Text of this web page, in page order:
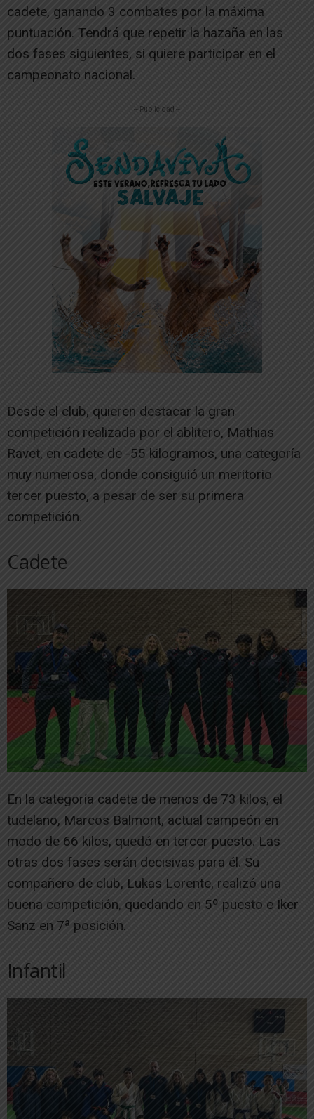
cadete, ganando 3 combates por la máxima
puntuación. Tendrá que repetir la hazaña en las
dos fases siguientes, si quiere participar en el
campeonato nacional.
-- Publicidad --
Desde el club, quieren destacar la gran
competición realizada por el ablitero, Mathias
Ravet, en cadete de -55 kilogramos, una categoría
muy numerosa, donde consiguió un meritorio
tercer puesto, a pesar de ser su primera
competición.
Cadete
En la categoría cadete de menos de 73 kilos, el
tudelano, Marcos Balmont, actual campeón en
modo de 66 kilos, quedó en tercer puesto. Las
otras dos fases serán decisivas para él. Su
compañero de club, Lukas Lorente, realizó una
buena competición, quedando en 5º puesto e Iker
Sanz en 7ª posición.
Infantil